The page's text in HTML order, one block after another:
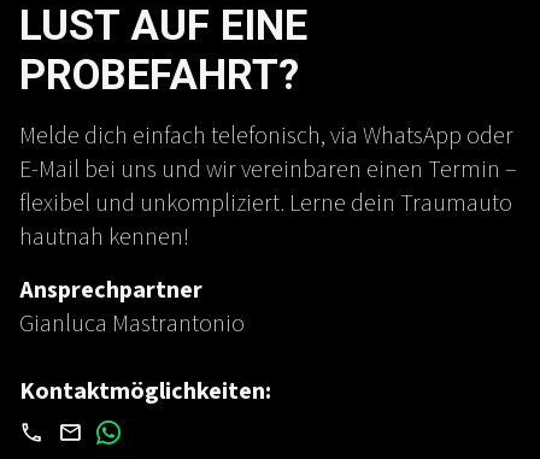
LUST AUF EINE
PROBEFAHRT?
Melde dich einfach telefonisch, via WhatsApp oder
E-Mail bei uns und wir vereinbaren einen Termin –
flexibel und unkompliziert. Lerne dein Traumauto
hautnah kennen!
Ansprechpartner
Gianluca Mastrantonio
Kontaktmöglichkeiten: